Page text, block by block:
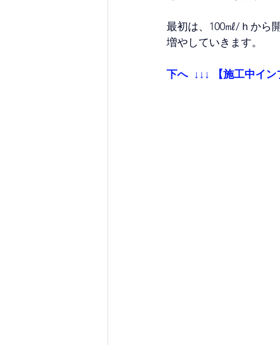
最初は、100㎖/ｈから
増やしていきます。
下へ  ↓↓↓ 【施工中イン